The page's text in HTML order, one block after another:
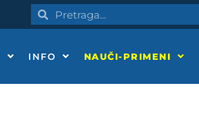
PretragaPretraga
INFO NAUČI-PRIMENI